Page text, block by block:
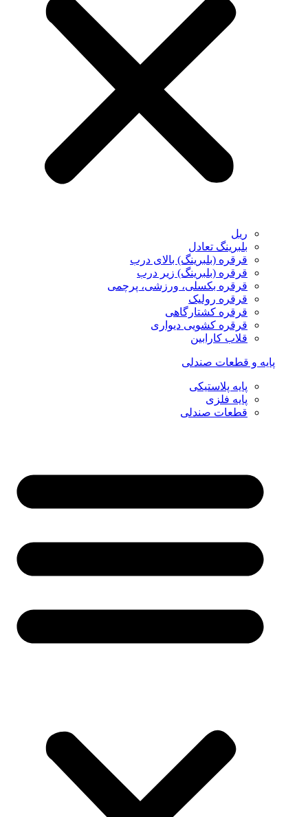
ریل
بلبرینگ تعادل
قرقره (بلبرینگ) بالای درب
قرقره (بلبرینگ) زیر درب
قرقره بکسلی، ورزشی، پرچمی
قرقره رولیک
قرقره کشتارگاهی
قرقره کشویی دیواری
قلاب کارابین
پایه و قطعات صندلی
پایه پلاستیکی
پایه فلزی
قطعات صندلی